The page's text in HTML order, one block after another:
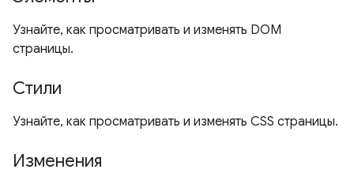
Узнайте, как просматривать и изменять DOM
страницы.
Стили
Узнайте, как просматривать и изменять CSS страницы.
Изменения